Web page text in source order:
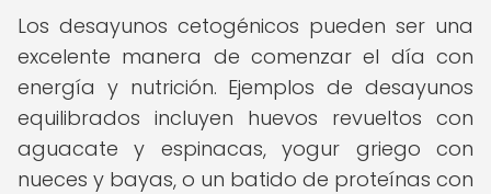
Los desayunos cetogénicos pueden ser una
excelente manera de comenzar el día con
energía y nutrición. Ejemplos de desayunos
equilibrados incluyen huevos revueltos con
aguacate y espinacas, yogur griego con
nueces y bayas, o un batido de proteínas con